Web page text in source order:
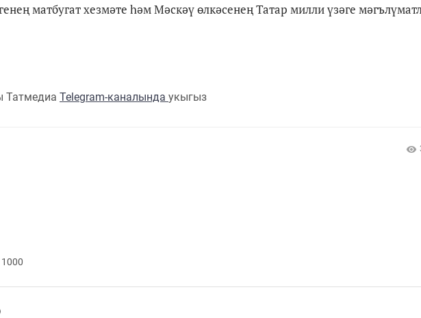
матбугат хезмәте һәм Мәскәү өлкәсенең Татар милли үзәге
Татмедиа Telegram-каналында укыгыз
1000